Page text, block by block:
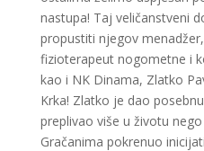
nastupa! Taj veličanstveni
propustiti njegov
fizioterapeut nogometne i
kao i NK Dinama, Zlatko
Krka! Zlatko je dao
preplivao više u životu
Gračanima pokrenuo